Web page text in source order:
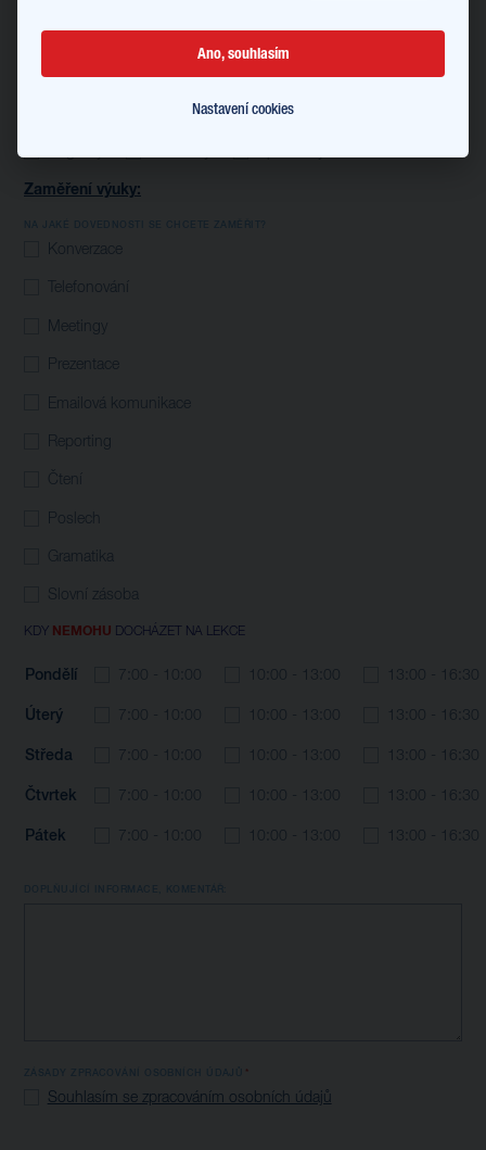
Informace o kurzu:
Lekce pro úrovně A1 a A2 se budou konat 2x90 minut týdně, pro
úrovně B1 a vyšší pak 1x90 týdně. Finální rozhodnutí o podobě
Zaměření výuky:
NA JAKÉ DOVEDNOSTI SE CHCETE ZAMĚŘIT?
Konverzace
Telefonování
Meetingy
Prezentace
Emailová komunikace
Reporting
Čtení
Poslech
Gramatika
Slovní zásoba
KDY NEMOHU DOCHÁZET NA LEKCE
Pondělí 7:00 - 10:00 10:00 - 13:00 13:00 - 16:30
Úterý 7:00 - 10:00 10:00 - 13:00 13:00 - 16:30
Středa 7:00 - 10:00 10:00 - 13:00 13:00 - 16:30
Čtvrtek 7:00 - 10:00 10:00 - 13:00 13:00 - 16:30
Pátek 7:00 - 10:00 10:00 - 13:00 13:00 - 16:30
ZÁSADY ZPRACOVÁNÍ OSOBNÍCH ÚDAJŮ
Souhlasím se zpracováním osobních údajů
Ano, souhlasím
Nastavení cookies